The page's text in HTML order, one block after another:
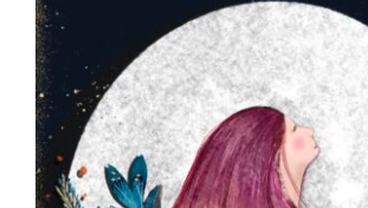
希望Hope
Graphic Create圖文創作